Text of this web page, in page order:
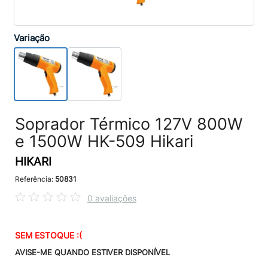
Variação
Soprador Térmico 127V 800W
e 1500W HK-509 Hikari
HIKARI
Referência: 50831
0 avaliações
SEM ESTOQUE :(
AVISE-ME QUANDO ESTIVER DISPONÍVEL